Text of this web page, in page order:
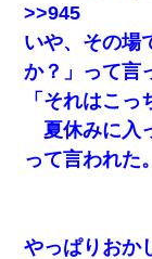
>>945
いや、その場
か？」って言
「それはこ
夏休みに入
って言われた。
やっぱりおか